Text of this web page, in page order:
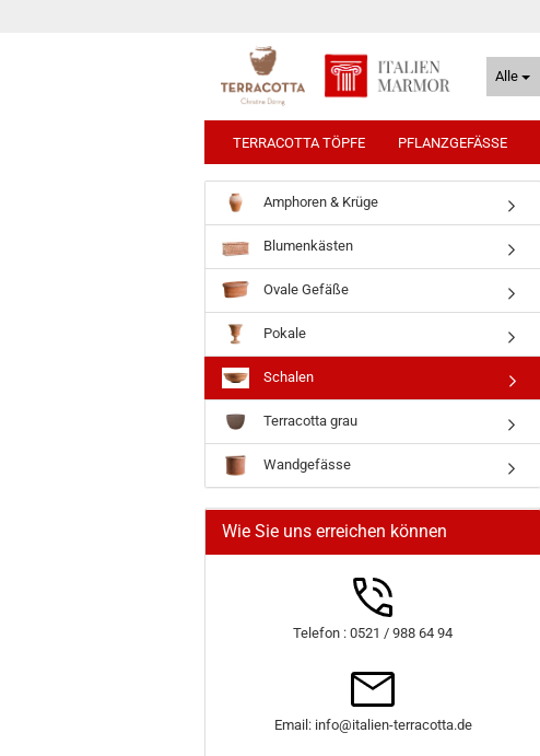
Alle
TERRACOTTA TÖPFE PFLANZGEFÄSSE
Amphoren & Krüge
Blumenkästen
Ovale Gefäße
Pokale
Schalen
Terracotta grau
Wandgefässe
Wie Sie uns erreichen können
Telefon : 0521 / 988 64 94
Email: info@italien-terracotta.de